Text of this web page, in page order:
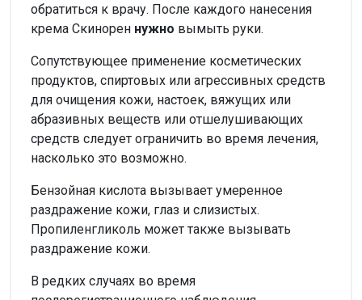
обратиться к врачу. После каждого нанесения
крема Скинорен нужно вымыть руки.
Сопутствующее применение косметических
продуктов, спиртовых или агрессивных средств
для очищения кожи, настоек, вяжущих или
абразивных веществ или отшелушивающих
средств следует ограничить во время лечения,
насколько это возможно.
Бензойная кислота вызывает умеренное
раздражение кожи, глаз и слизистых.
Пропиленгликоль может также вызывать
раздражение кожи.
В редких случаях во время